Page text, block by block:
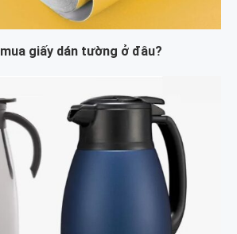
giấy dán tường ở đâu?